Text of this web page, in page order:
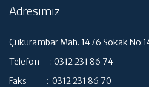
Adresimiz
Çukurambar Mah. 1476 Sokak
Telefon : 0312 231 86 74
Faks : 0312 231 86 70